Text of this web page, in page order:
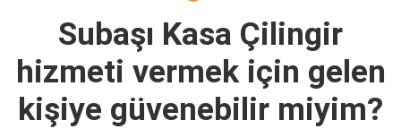
Subaşı Kasa Çilingir
hizmeti vermek için gelen
kişiye güvenebilir miyim?